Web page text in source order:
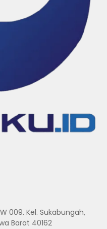
009. Kel. Sukabungah,
Barat 40162